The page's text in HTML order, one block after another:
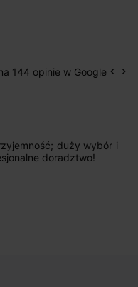
144 opinie w Google keyboard_arrow_left keyboard_arrow_right
duży wybór i
doradztwo!